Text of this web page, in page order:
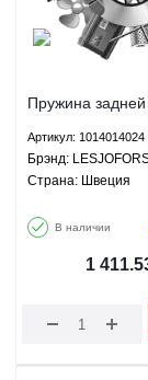
Пружина задней
GC6 -
LESJOFORS
Артикул: 1014014024
Брэнд:
Страна: Швеция
В наличии
1